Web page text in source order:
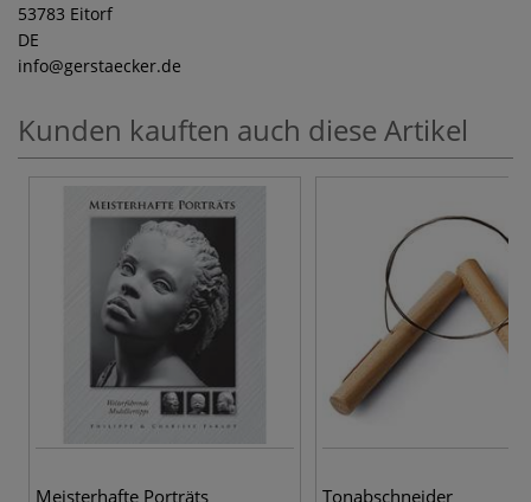
53783 Eitorf
DE
info@gerstaecker.de
Kunden kauften auch diese Artikel
Meisterhafte Porträts
Tonabschneider